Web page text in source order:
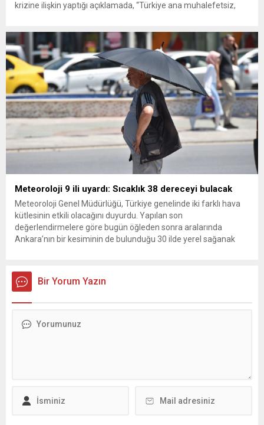
krizine ilişkin yaptığı açıklamada, “Türkiye ana muhalefetsiz,
olun. Türkiye’yi...
Meteoroloji 9 ili uyardı: Sıcaklık 38 dereceyi bulacak
Meteoroloji Genel Müdürlüğü, Türkiye genelinde iki farklı hava
kütlesinin etkili olacağını duyurdu. Yapılan son
değerlendirmelere göre bugün öğleden sonra aralarında
Ankara’nın bir kesiminin de bulunduğu 30 ilde yerel sağanak
üzerine çıkarak yaz değerlerine ulaşacak. Ayrıca...
Bir Yorum Yazın